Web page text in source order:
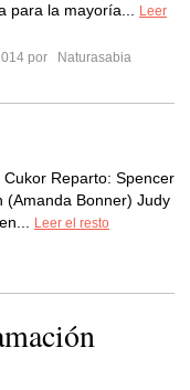
para la mayoría...
Leer
por
Naturasabia
Reparto: Spencer
(Amanda Bonner) Judy
Leer el resto